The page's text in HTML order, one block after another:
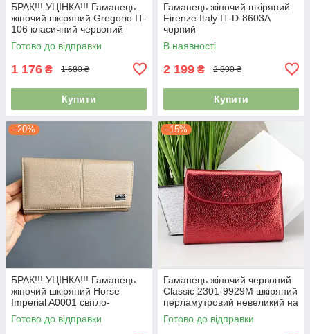
БРАК!!! УЦІНКА!!! Гаманець
жіночий шкіряний Gregorio IT-
106 класичний червоний
Готово до відправки
1 176 ₴ 1 680 ₴
Купити
Гаманець жіночий шкіряний
Firenze Italy IT-D-8603A
чорний
В наявності
2 199 ₴ 2 890 ₴
Купити
–20%
БРАК!!! УЦІНКА!!! Гаманець
жіночий шкіряний Horse
Imperial A0001 світло-
бежевий
Готово до відправки
–15%
Гаманець жіночий червоний
Classic 2301-9929M шкіряний
перламутровий невеликий на
магніті
Готово до відправки